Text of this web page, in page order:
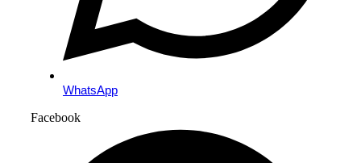
WhatsApp
Facebook